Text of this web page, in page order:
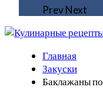
PrevNext
Главная
Закуски
Баклажаны